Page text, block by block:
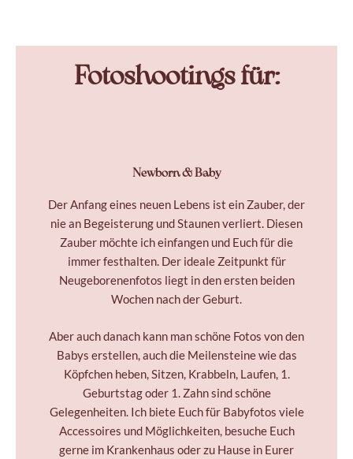
Fotoshootings für:
Newborn & Baby
Der Anfang eines neuen Lebens ist ein Zauber, der
nie an Begeisterung und Staunen verliert. Diesen
Zauber möchte ich einfangen und Euch für die
immer festhalten. Der ideale Zeitpunkt für
Neugeborenenfotos liegt in den ersten beiden
Wochen nach der Geburt.
Aber auch danach kann man schöne Fotos von den
Babys erstellen, auch die Meilensteine wie das
Köpfchen heben, Sitzen, Krabbeln, Laufen, 1.
Geburtstag oder 1. Zahn sind schöne
Gelegenheiten. Ich biete Euch für Babyfotos viele
Accessoires und Möglichkeiten, besuche Euch
gerne im Krankenhaus oder zu Hause in Eurer